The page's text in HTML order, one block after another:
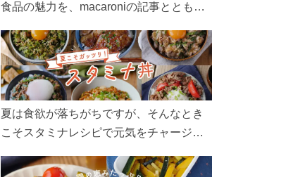
食品の魅力を、macaroniの記事とともに
ん、製造現場や品質へのこだわりまで。
こめ油をもっと好きになるコンテンツを
ぜひお楽しみください。
夏は食欲が落ちがちですが、そんなとき
こそスタミナレシピで元気をチャージ！
リ食べて、夏バテを吹き飛ばしましょ